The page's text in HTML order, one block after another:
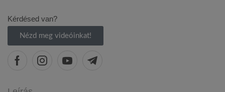
Kérdésed van?
Nézd meg videóinkat!